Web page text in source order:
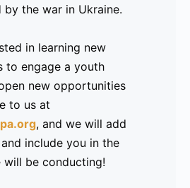
the war in Ukraine.
in learning new
to engage a youth
new opportunities
to us at
, and we will add
include you in the
will be conducting!
prensa 2023 – 20 de